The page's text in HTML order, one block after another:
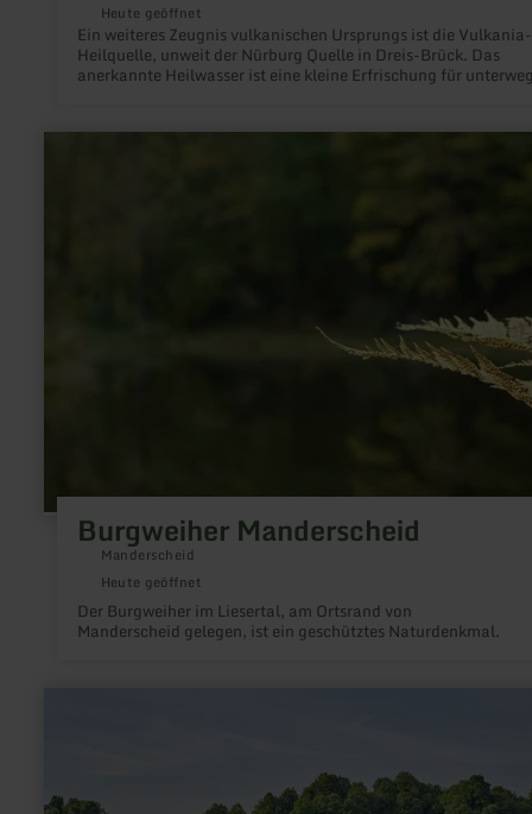
Heute geöffnet
Ein weiteres Zeugnis vulkanischen Ursprungs ist die Vulkania-
Heilquelle, unweit der Nürburg Quelle in Dreis-Brück. Das
anerkannte Heilwasser ist eine kleine Erfrischung für
Burgweiher Manderscheid
Manderscheid
Heute geöffnet
Der Burgweiher im Liesertal, am Ortsrand von
Manderscheid gelegen, ist ein geschütztes Naturdenkmal.
Geopark
Vulkaneifel